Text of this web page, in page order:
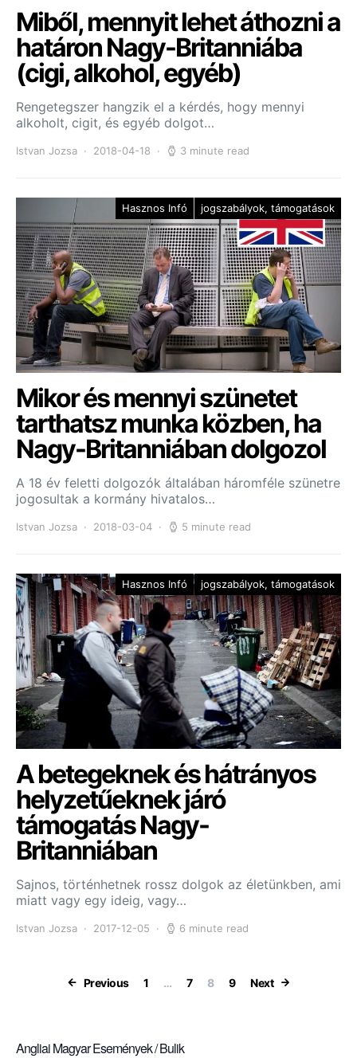
Miből, mennyit lehet áthozni a
határon Nagy-Britanniába
(cigi, alkohol, egyéb)
Rengetegszer hangzik el a kérdés, hogy mennyi
alkoholt, cigit, és egyéb dolgot…
Istvan Jozsa 2018-04-18 3 minute read
Hasznos Infó jogszabályok, támogatások
Mikor és mennyi szünetet
tarthatsz munka közben, ha
Nagy-Britanniában dolgozol
A 18 év feletti dolgozók általában háromféle szünetre
jogosultak a kormány hivatalos…
Istvan Jozsa 2018-03-04 5 minute read
Hasznos Infó jogszabályok, támogatások
A betegeknek és hátrányos
helyzetűeknek járó
támogatás Nagy-
Britanniában
Sajnos, történhetnek rossz dolgok az életünkben, ami
miatt vagy egy ideig, vagy…
Istvan Jozsa 2017-12-05 6 minute read
Bejegyzések
Previous 1 … 7 8 9 Next
Angliai Magyar Események / Bulik